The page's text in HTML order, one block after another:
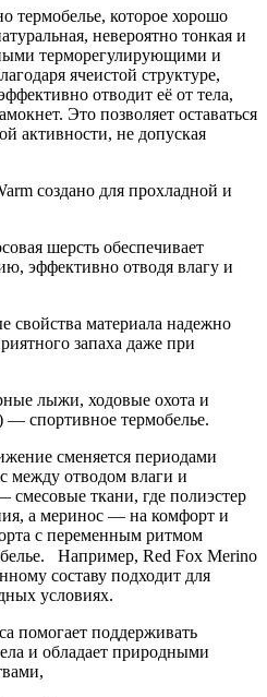
термобелье, которое хорошо
атуральная, невероятно тонкая и
терморегулирующими и
ячеистой структуре,
отводит её от тела,
Это позволяет оставаться
активности, не допуская
создано для прохладной и
шерсть обеспечивает
эффективно отводя влагу и
свойства материала надежно
запаха даже при
лыжи, ходовые охота и
— спортивное термобелье.
сменяется периодами
между отводом влаги и
ткани, где полиэстер
а меринос — на комфорт и
с переменным ритмом
Например, Red Fox Merino
составу подходит для
условиях.
помогает поддерживать
и обладает природными